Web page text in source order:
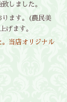
しました。
ります。(農民美
げます。
当店オリジナル